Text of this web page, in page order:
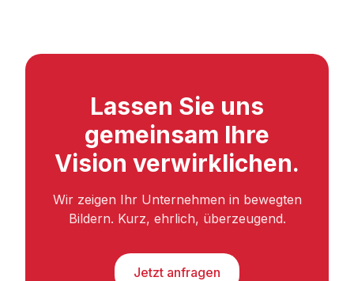
Lassen Sie uns
gemeinsam Ihre
Vision verwirklichen.
Wir zeigen Ihr Unternehmen in bewegten
Bildern. Kurz, ehrlich, überzeugend.
Jetzt anfragen